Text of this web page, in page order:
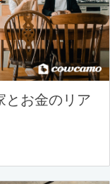
とお金のリア